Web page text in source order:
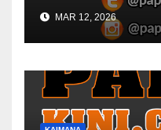
MAR 12, 2026